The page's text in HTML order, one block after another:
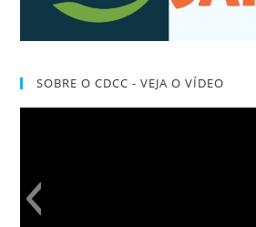
SOBRE O CDCC - VEJA O VÍDEO